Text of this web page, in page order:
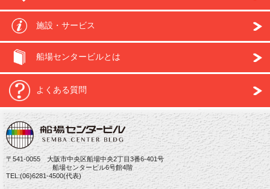
施設・サービス
船場センタービルとは
よくある質問
〒541-0055 大阪市中央区船場中央2丁目3番6-401号
船場センタービル6号館4階
TEL:(06)6281-4500(代表)